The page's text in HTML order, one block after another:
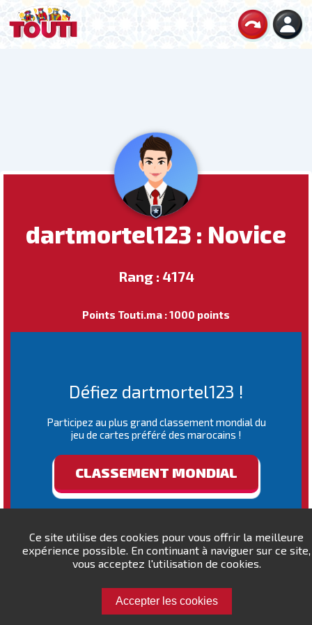
Ce site utilise des cookies pour vous offrir la meilleure
expérience possible. En continuant à naviguer sur ce site,
vous acceptez l'utilisation de cookies.
Accepter les cookies
dartmortel123 : Novice
Rang : 4174
Points Touti.ma : 1000 points
Défiez dartmortel123 !
Participez au plus grand classement mondial du
jeu de cartes préféré des marocains !
CLASSEMENT MONDIAL